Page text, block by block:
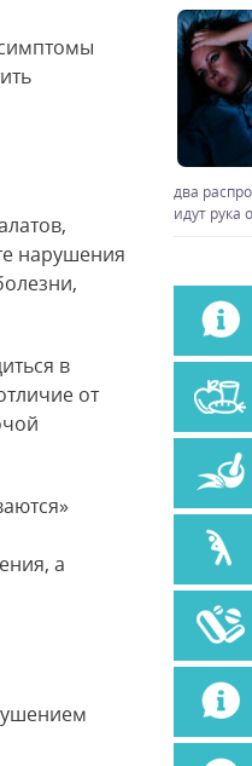
нарушения
в
от
а
два
идут рука